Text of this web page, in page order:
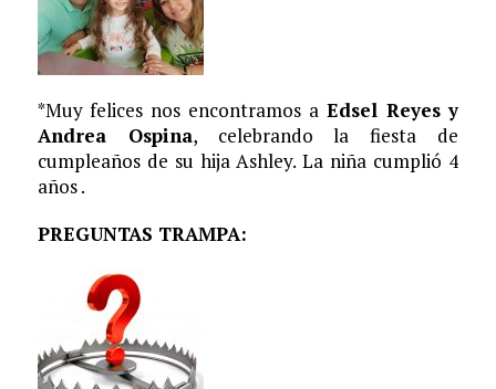
*Muy felices nos encontramos a Edsel Reyes y
Andrea Ospina, celebrando la fiesta de
cumpleaños de su hija Ashley. La niña cumplió 4
años .
PREGUNTAS TRAMPA: